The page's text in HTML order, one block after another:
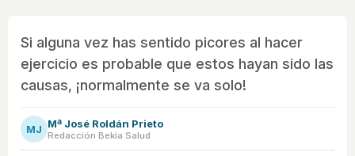
Si alguna vez has sentido picores al hacer
ejercicio es probable que estos hayan sido las
causas, ¡normalmente se va solo!
MJ Mª José Roldán Prieto
Redacción Bekia Salud